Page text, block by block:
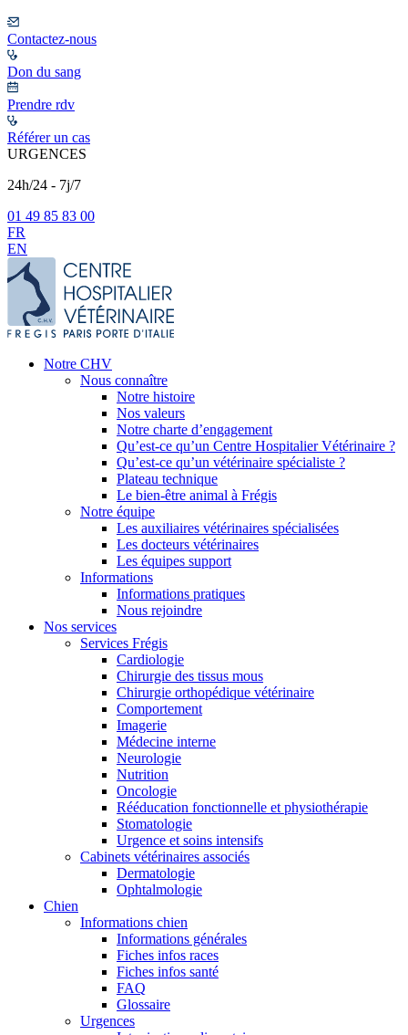
Contactez-nous
Don du sang
Prendre rdv
Référer un cas
URGENCES
24h/24 - 7j/7
01 49 85 83 00
FR
EN
Notre CHV
Nous connaître
Notre histoire
Nos valeurs
Notre charte d’engagement
Qu’est-ce qu’un Centre Hospitalier Vétérinaire ?
Qu’est-ce qu’un vétérinaire spécialiste ?
Plateau technique
Le bien-être animal à Frégis
Notre équipe
Les auxiliaires vétérinaires spécialisées
Les docteurs vétérinaires
Les équipes support
Informations
Informations pratiques
Nous rejoindre
Nos services
Services Frégis
Cardiologie
Chirurgie des tissus mous
Chirurgie orthopédique vétérinaire
Comportement
Imagerie
Médecine interne
Neurologie
Nutrition
Oncologie
Rééducation fonctionnelle et physiothérapie
Stomatologie
Urgence et soins intensifs
Cabinets vétérinaires associés
Dermatologie
Ophtalmologie
Chien
Informations chien
Informations générales
Fiches infos races
Fiches infos santé
FAQ
Glossaire
Urgences